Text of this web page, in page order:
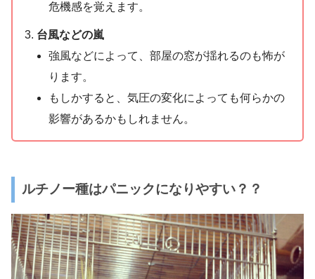
危機感を覚えます。
台風などの嵐
強風などによって、部屋の窓が揺れるのも怖が
ります。
もしかすると、気圧の変化によっても何らかの
影響があるかもしれません。
ルチノー種はパニックになりやすい？？